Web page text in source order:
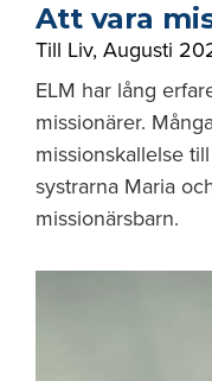
Att vara
Till Liv, Augusti
ELM har lång
missionärer.
missionskallelse
systrarna Maria
missionärsbarn.